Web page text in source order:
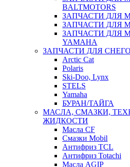
BALTMOTORS
ЗАПЧАСТИ ДЛЯ
ЗАПЧАСТИ ДЛЯ
ЗАПЧАСТИ ДЛЯ
YAMAHA
ЗАПЧАСТИ ДЛЯ
Arctic Cat
Polaris
Ski-Doo, Lynx
STELS
Yamaha
БУРАН/ТАЙГА
МАСЛА, СМАЗКИ,
ЖИДКОСТИ
Масла CF
Смазки Mobil
Антифриз TCL
Антифриз Totachi
Масла AGIP